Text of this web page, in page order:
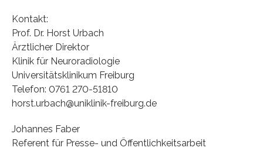
Kontakt:
Prof. Dr. Horst Urbach
Ärztlicher Direktor
Klinik für Neuroradiologie
Universitätsklinikum Freiburg
Telefon: 0761 270-51810
horst.urbach@uniklinik-freiburg.de
Johannes Faber
Referent für Presse- und Öffentlichkeitsarbeit